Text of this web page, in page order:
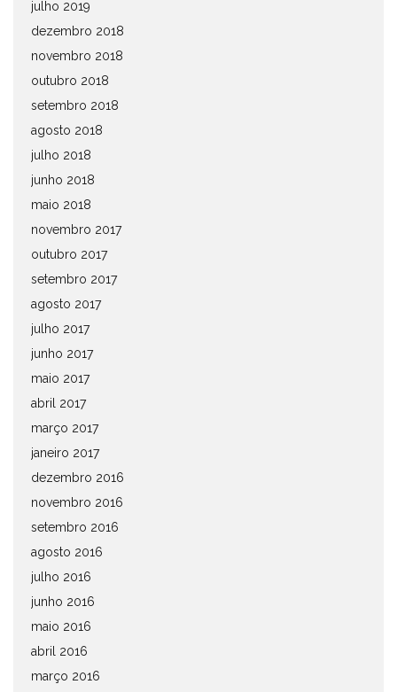
julho 2019
dezembro 2018
novembro 2018
outubro 2018
setembro 2018
agosto 2018
julho 2018
junho 2018
maio 2018
novembro 2017
outubro 2017
setembro 2017
agosto 2017
julho 2017
junho 2017
maio 2017
abril 2017
março 2017
janeiro 2017
dezembro 2016
novembro 2016
setembro 2016
agosto 2016
julho 2016
junho 2016
maio 2016
abril 2016
março 2016